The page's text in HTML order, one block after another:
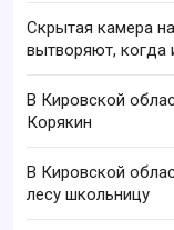
Скрытая камера
вытворяют, когда
В Кировской
Корякин
В Кировской
лесу школьницу